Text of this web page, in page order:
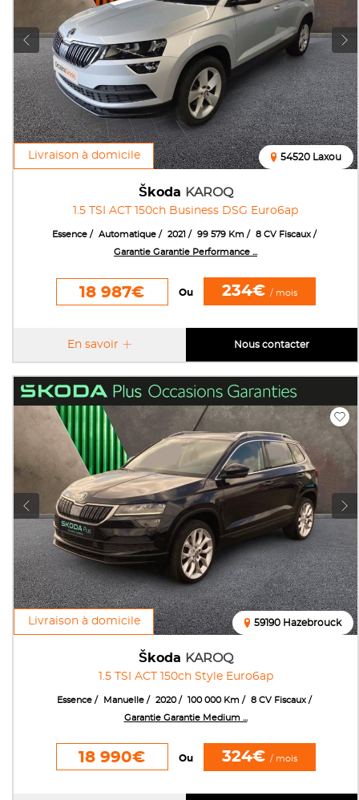
Livraison à domicile
Škoda KAROQ
1.5 TSI ACT 150ch Business DSG Euro6ap
54520 Laxou
Essence Automatique 2021 99 579 Km
8 CV Fiscaux
Garantie Garantie Performance ...
18 987€ Ou 234€ / mois
En savoir Nous contacter
Livraison à domicile
Škoda KAROQ
1.5 TSI ACT 150ch Style Euro6ap
59190 Hazebrouck
Essence Manuelle 2020 100 000 Km
8 CV Fiscaux
Garantie Garantie Medium ...
18 990€ Ou 324€ / mois